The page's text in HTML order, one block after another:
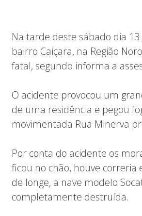
Na tarde deste sábado dia
bairro Caiçara, na Região
fatal, segundo informa a
O acidente provocou um
de uma residência e pegou
movimentada Rua Minerva
Por conta do acidente os
ficou no chão, houve correria
de longe, a nave modelo
completamente destruída.